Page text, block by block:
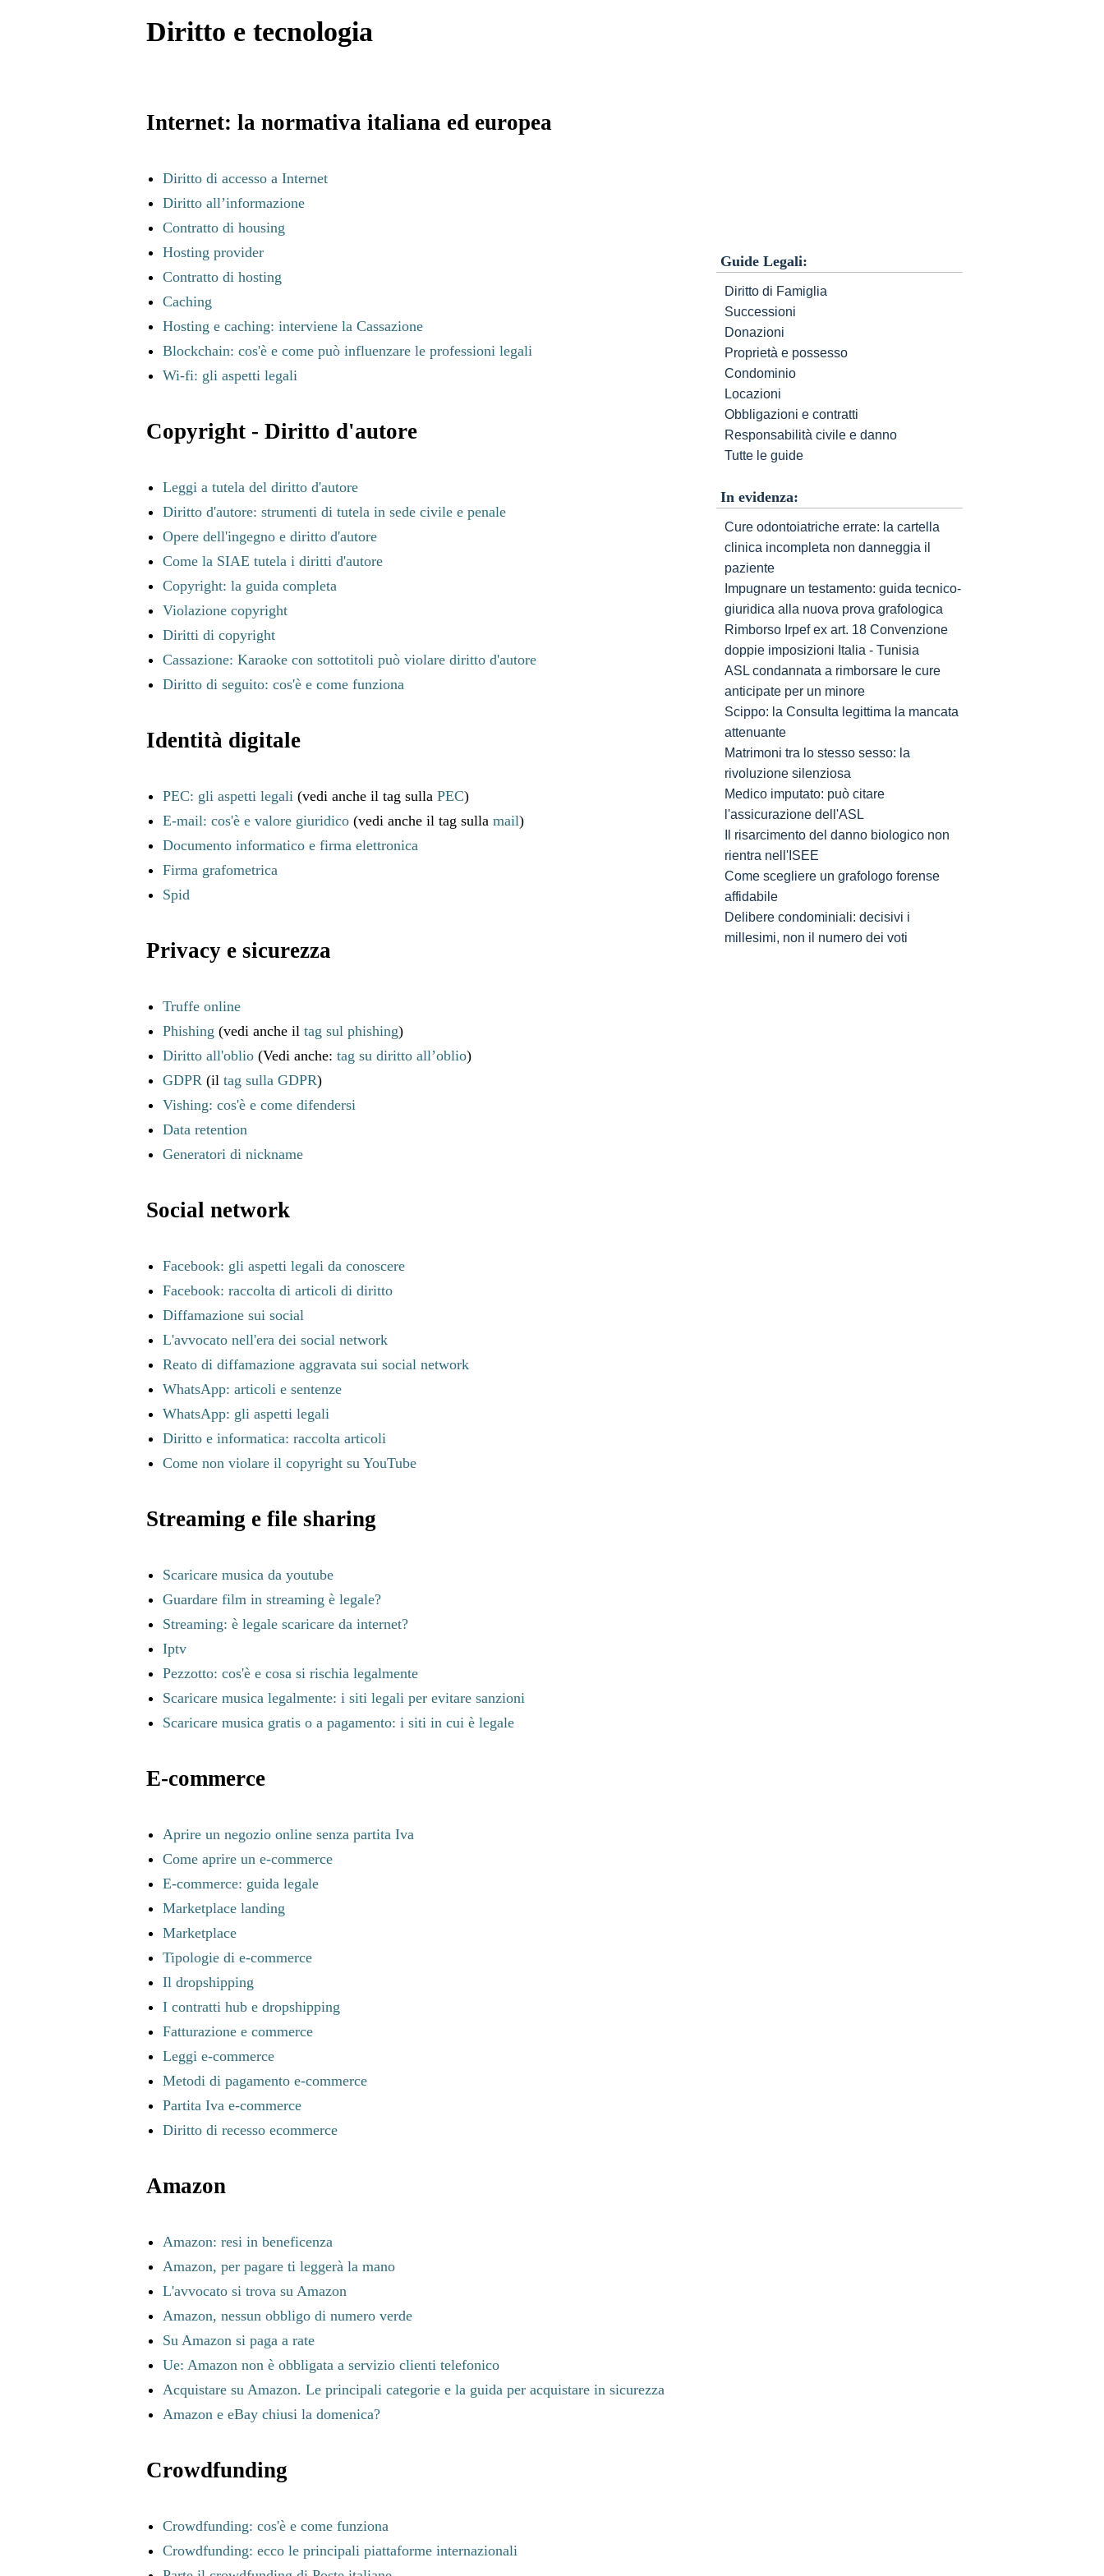
Diritto e tecnologia
Internet: la normativa italiana ed europea
Diritto di accesso a Internet
Diritto all’informazione
Contratto di housing
Hosting provider
Contratto di hosting
Caching
Hosting e caching: interviene la Cassazione
Blockchain: cos'è e come può influenzare le professioni legali
Wi-fi: gli aspetti legali
Copyright - Diritto d'autore
Leggi a tutela del diritto d'autore
Diritto d'autore: strumenti di tutela in sede civile e penale
Opere dell'ingegno e diritto d'autore
Come la SIAE tutela i diritti d'autore
Copyright: la guida completa
Violazione copyright
Diritti di copyright
Cassazione: Karaoke con sottotitoli può violare diritto d'autore
Diritto di seguito: cos'è e come funziona
Identità digitale
PEC: gli aspetti legali (vedi anche il tag sulla PEC)
E-mail: cos'è e valore giuridico (vedi anche il tag sulla mail)
Documento informatico e firma elettronica
Firma grafometrica
Spid
Privacy e sicurezza
Truffe online
Phishing (vedi anche il tag sul phishing)
Diritto all'oblio (Vedi anche: tag su diritto all’oblio)
GDPR (il tag sulla GDPR)
Vishing: cos'è e come difendersi
Data retention
Generatori di nickname
Social network
Facebook: gli aspetti legali da conoscere
Facebook: raccolta di articoli di diritto
Diffamazione sui social
L'avvocato nell'era dei social network
Reato di diffamazione aggravata sui social network
WhatsApp: articoli e sentenze
WhatsApp: gli aspetti legali
Diritto e informatica: raccolta articoli
Come non violare il copyright su YouTube
Streaming e file sharing
Scaricare musica da youtube
Guardare film in streaming è legale?
Streaming: è legale scaricare da internet?
Iptv
Pezzotto: cos'è e cosa si rischia legalmente
Scaricare musica legalmente: i siti legali per evitare sanzioni
Scaricare musica gratis o a pagamento: i siti in cui è legale
E-commerce
Aprire un negozio online senza partita Iva
Come aprire un e-commerce
E-commerce: guida legale
Marketplace landing
Marketplace
Tipologie di e-commerce
Il dropshipping
I contratti hub e dropshipping
Fatturazione e commerce
Leggi e-commerce
Metodi di pagamento e-commerce
Partita Iva e-commerce
Diritto di recesso ecommerce
Amazon
Amazon: resi in beneficenza
Amazon, per pagare ti leggerà la mano
L'avvocato si trova su Amazon
Amazon, nessun obbligo di numero verde
Su Amazon si paga a rate
Ue: Amazon non è obbligata a servizio clienti telefonico
Acquistare su Amazon. Le principali categorie e la guida per acquistare in sicurezza
Amazon e eBay chiusi la domenica?
Crowdfunding
Crowdfunding: cos'è e come funziona
Crowdfunding: ecco le principali piattaforme internazionali
Guide Legali:
Diritto di Famiglia
Successioni
Donazioni
Proprietà e possesso
Condominio
Locazioni
Obbligazioni e contratti
Responsabilità civile e danno
Tutte le guide
In evidenza:
Cure odontoiatriche errate: la cartella
clinica incompleta non danneggia il
paziente
Impugnare un testamento: guida tecnico-
giuridica alla nuova prova grafologica
Rimborso Irpef ex art. 18 Convenzione
doppie imposizioni Italia - Tunisia
ASL condannata a rimborsare le cure
anticipate per un minore
Scippo: la Consulta legittima la mancata
attenuante
Matrimoni tra lo stesso sesso: la
rivoluzione silenziosa
Medico imputato: può citare
l'assicurazione dell'ASL
Il risarcimento del danno biologico non
rientra nell'ISEE
Come scegliere un grafologo forense
affidabile
Delibere condominiali: decisivi i
millesimi, non il numero dei voti